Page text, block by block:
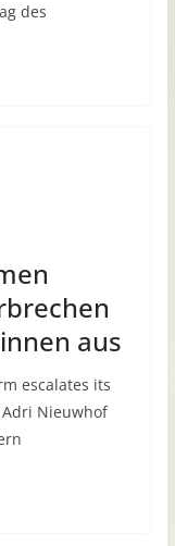
des
aus
escalates its
Adri Nieuwhof